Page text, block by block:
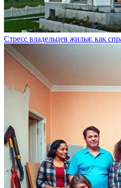
Стресс владельцев жилья: как